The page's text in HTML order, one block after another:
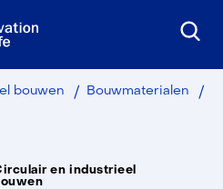
Ga
bouwen Bouwmaterialen
en industrieel